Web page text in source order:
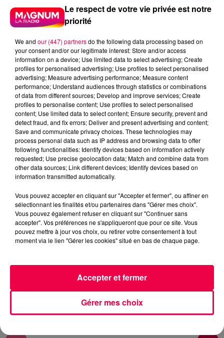
DJ MAGOUILLE
MAGNUM CAFE
MAGNUM LA RADIO
Remy
AVEC MAXENCE DE SAULXURES LES BULGNEVILLE
0:00 3 min 34 sec
20 janvier 2026 - 3 min 34 sec
DJ MAGOUILLE DU 20/01/26
DJ MAGOUILLE DU 20/01/26 AVEC MAXENCE DE
SAULXURES LES BULGNEVILLE
Le respect de votre vie privée est notre
priorité
We and our (447) partnersdo the following data processing based on
your consent and/or our legitimate interest: Store and/or access
information on a device; Use limited data to select advertising; Create
profiles for personalised advertising; Use profiles to select personalised
advertising; Measure advertising performance; Measure content
performance; Understand audiences through statistics or combinations
of data from different sources; Develop and improve services; Create
profiles to personalise content; Use profiles to select personalised
content; Use limited data to select content; Ensure security, prevent and
detect fraud, and fix errors; Deliver and present advertising and content;
Save and communicate privacy choices. These technologies may
process personal data such as IP address and browsing data to offer
following functionalities: Identify devices based on information actively
requested; Use precise geolocation data; Match and combine data from
other data sources; Link different devices; Identify devices based on
information transmitted automatically.
Vous pouvez accepter en cliquant sur "Accepter et fermer", ou affiner en
sélectionnant les finalités et/ou partenaires dans "Gérer mes choix".
Vous pouvez également refuser en cliquant sur "Continuer sans
accepter". Vos préférences ne s'appliqueront que pour ce site. Vous
pouvez mettre à jour vos choix, ou retirer votre consentement à tout
moment via le lien "Gérer les cookies" situé en bas de chaque page.
Gérer mes choix
Accepter et fermer